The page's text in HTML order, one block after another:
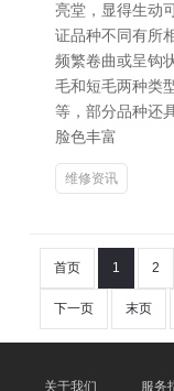
亮堂，显得生动
证品种不同有所
频繁卷曲或呈钩
毛和短毛两种类
等，部分品种还
脸色丰富
维修资讯
首页 1 2
下一页 末页
关于我们 服务